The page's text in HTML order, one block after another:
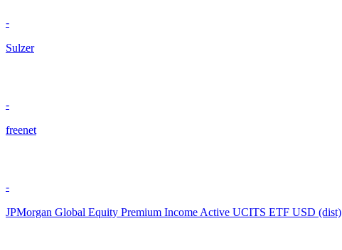
-
Sulzer
-
freenet
-
JPMorgan Global Equity Premium Income Active UCITS ETF USD (dist)